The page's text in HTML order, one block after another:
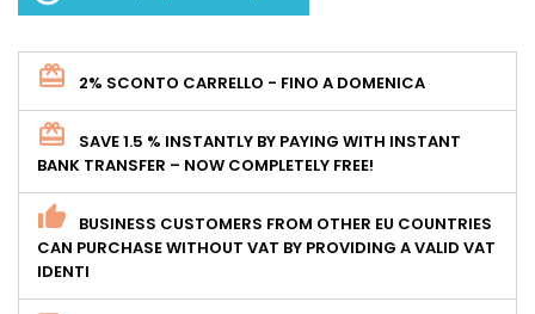
2% SCONTO CARRELLO - FINO A DOMENICA
SAVE 1.5 % INSTANTLY BY PAYING WITH INSTANT
BANK TRANSFER – NOW COMPLETELY FREE!
BUSINESS CUSTOMERS FROM OTHER EU COUNTRIES
CAN PURCHASE WITHOUT VAT BY PROVIDING A VALID VAT
IDENTI